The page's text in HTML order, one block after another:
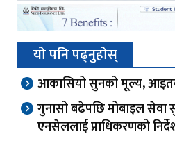
यो पनि पढ्नुहोस्
आकासियो सुनको मूल्य,
गुनासो बढेपछि मोबाइल सेवा
एनसेललाई प्राधिकरणको